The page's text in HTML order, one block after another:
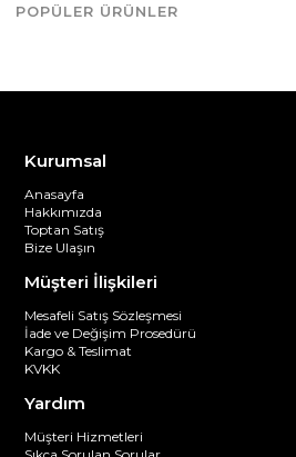
Etiketler:Moda
Kurumsal
Anasayfa
Hakkımızda
Toptan Satış
Bize Ulaşın
Müşteri İlişkileri
Mesafeli Satış Sözleşmesi
İade ve Değişim Prosedürü
Kargo & Teslimat
KVKK
Yardım
Müşteri Hizmetleri
POPÜLER ÜRÜNLER